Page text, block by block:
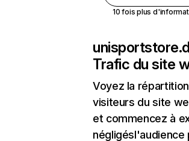
10 fois plus
Trafic du site
Voyez la
visiteurs du site
et commencez à
négligésl'audience